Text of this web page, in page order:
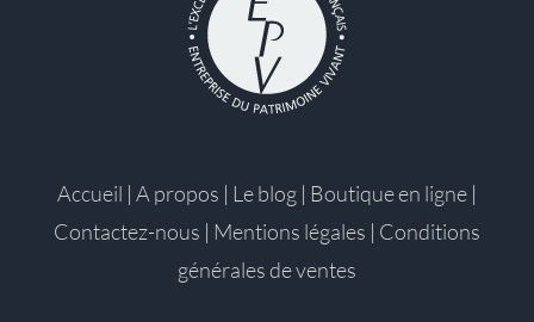
Accueil | A propos | Le blog | Boutique en ligne |
Contactez-nous | Mentions légales | Conditions
générales de ventes